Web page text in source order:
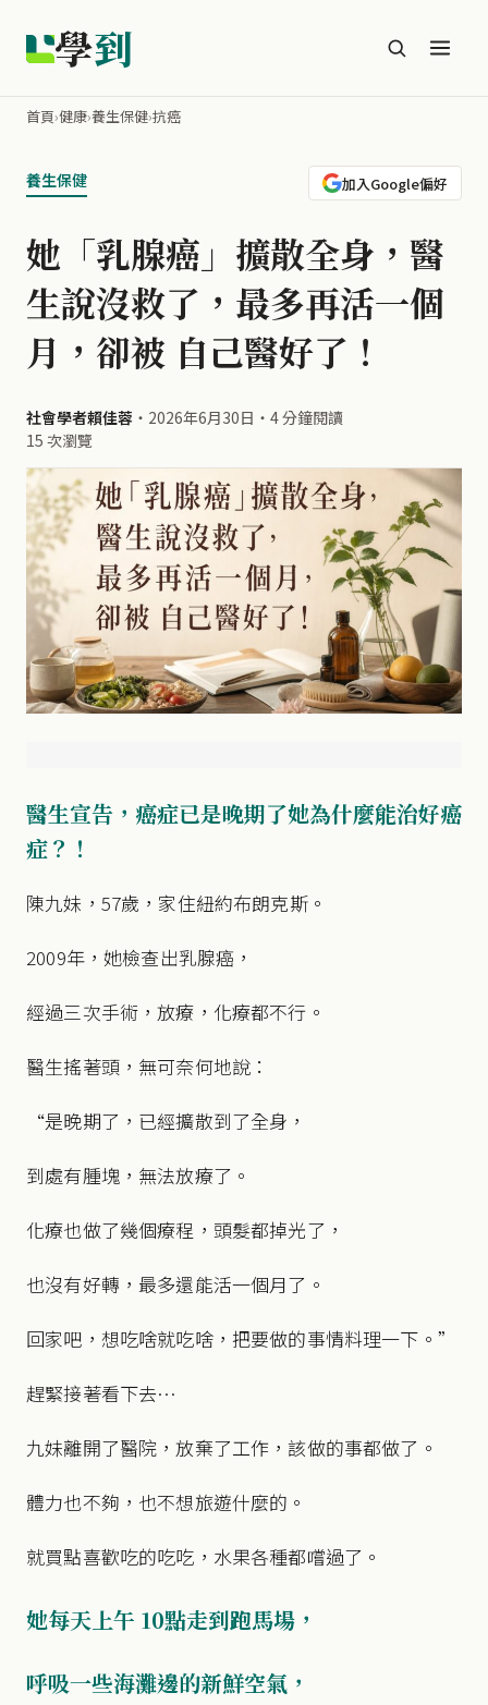
學到
首頁›健康›養生保健›抗癌
養生保健 加入Google偏好
她「乳腺癌」擴散全身，醫
生說沒救了，最多再活一個
月，卻被 自己醫好了！
社會學者賴佳蓉 ・ 2026年6月30日 ・ 4 分鐘閱讀
15 次瀏覽
醫生宣告，癌症已是晚期了她為什麼能治好癌
症？！
陳九妹，57歲，家住紐約布朗克斯。
2009年，她檢查出乳腺癌，
經過三次手術，放療，化療都不行。
醫生搖著頭，無可奈何地說：
“是晚期了，已經擴散到了全身，
到處有腫塊，無法放療了。
化療也做了幾個療程，頭髮都掉光了，
也沒有好轉，最多還能活一個月了。
回家吧，想吃啥就吃啥，把要做的事情料理一下。”
趕緊接著看下去…
九妹離開了醫院，放棄了工作，該做的事都做了。
體力也不夠，也不想旅遊什麼的。
就買點喜歡吃的吃吃，水果各種都嚐過了。
她每天上午 10點走到跑馬場，
呼吸一些海灘邊的新鮮空氣，